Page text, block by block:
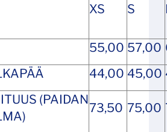
XS S
55,00 57,00
44,00 45,00
(PAIDAN
73,50 75,00